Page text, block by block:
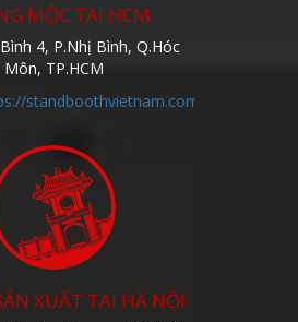
MỘC TẠI HCM
4, P.Nhị Bình, Q.Hóc
Môn, TP.HCM
standboothvietnam.com/
XUẤT TẠI HÀ NỘI